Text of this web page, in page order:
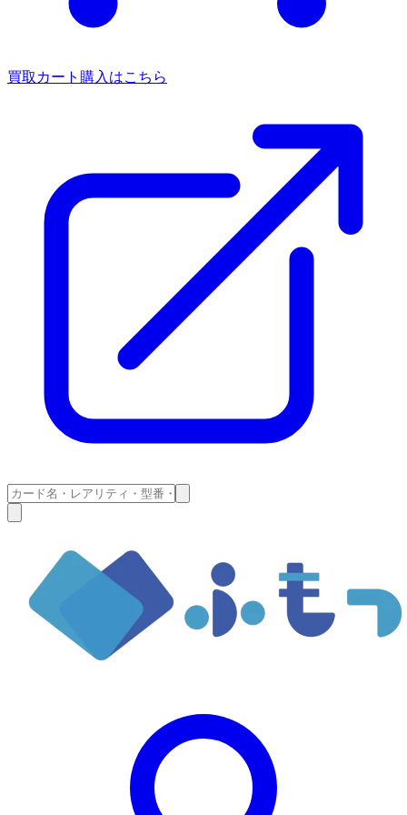
買取カート 購入はこちら